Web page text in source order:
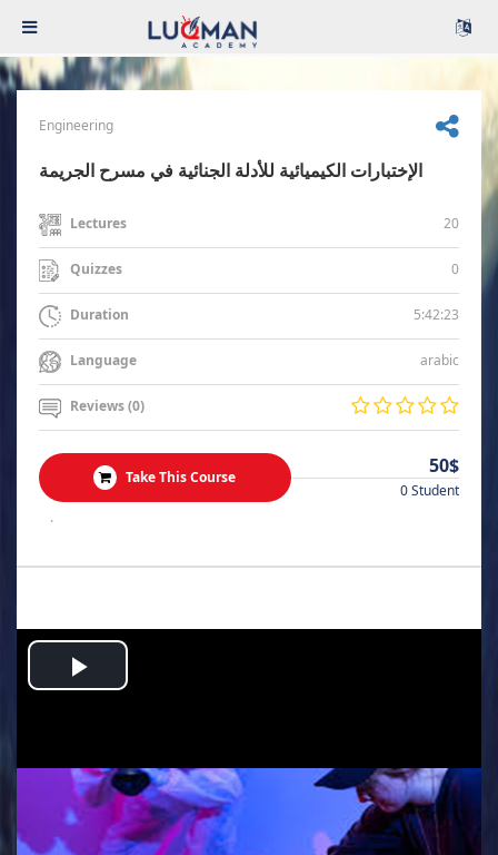
Engineering
الإختبارات الكيميائية للأدلة الجنائية في مسرح الجريمة
Lectures 20
Quizzes 0
Duration 5:42:23
Language arabic
Reviews (0)
Take This Course 50$
0 Student
.
Play